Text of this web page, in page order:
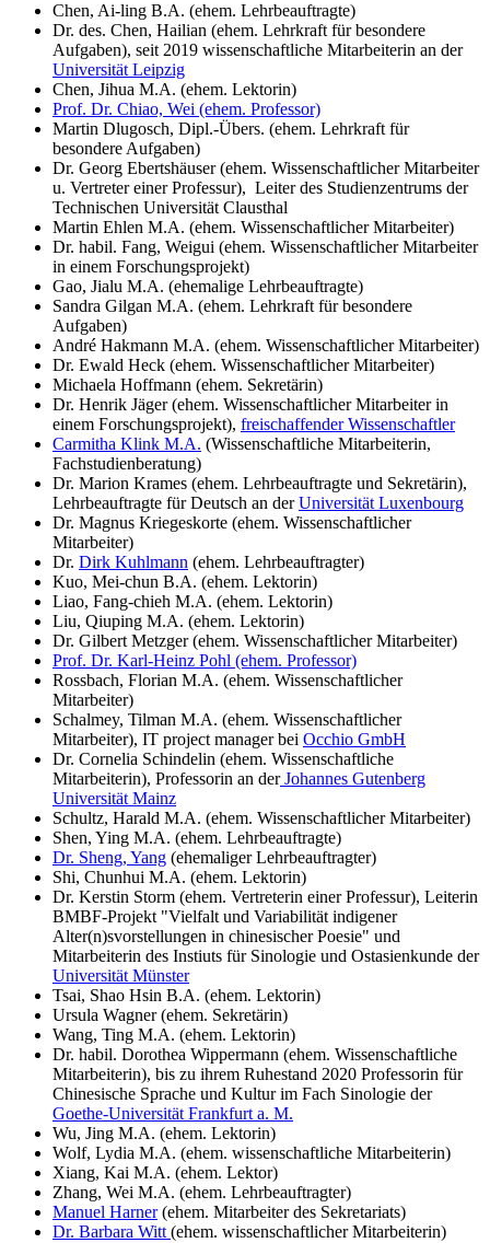
Chen, Ai-ling B.A. (ehem. Lehrbeauftragte)
Dr. des. Chen, Hailian (ehem. Lehrkraft für besondere
Aufgaben), seit 2019 wissenschaftliche Mitarbeiterin an der
Universität Leipzig
Chen, Jihua M.A. (ehem. Lektorin)
Prof. Dr. Chiao, Wei (ehem. Professor)
Martin Dlugosch, Dipl.-Übers. (ehem. Lehrkraft für
besondere Aufgaben)
Dr. Georg Ebertshäuser (ehem. Wissenschaftlicher Mitarbeiter
u. Vertreter einer Professur), Leiter des Studienzentrums der
Technischen Universität Clausthal
Martin Ehlen M.A. (ehem. Wissenschaftlicher Mitarbeiter)
Dr. habil. Fang, Weigui (ehem. Wissenschaftlicher Mitarbeiter
in einem Forschungsprojekt)
Gao, Jialu M.A. (ehemalige Lehrbeauftragte)
Sandra Gilgan M.A. (ehem. Lehrkraft für besondere
Aufgaben)
André Hakmann M.A. (ehem. Wissenschaftlicher Mitarbeiter)
Dr. Ewald Heck (ehem. Wissenschaftlicher Mitarbeiter)
Michaela Hoffmann (ehem. Sekretärin)
Dr. Henrik Jäger (ehem. Wissenschaftlicher Mitarbeiter in
einem Forschungsprojekt), freischaffender Wissenschaftler
Carmitha Klink M.A. (Wissenschaftliche Mitarbeiterin,
Fachstudienberatung)
Dr. Marion Krames (ehem. Lehrbeauftragte und Sekretärin),
Lehrbeauftragte für Deutsch an derUniversität Luxenbourg
Dr. Magnus Kriegeskorte (ehem. Wissenschaftlicher
Mitarbeiter)
Dr. Dirk Kuhlmann (ehem. Lehrbeauftragter)
Kuo, Mei-chun B.A. (ehem. Lektorin)
Liao, Fang-chieh M.A. (ehem. Lektorin)
Liu, Qiuping M.A. (ehem. Lektorin)
Dr. Gilbert Metzger (ehem. Wissenschaftlicher Mitarbeiter)
Prof. Dr. Karl-Heinz Pohl (ehem. Professor)
Rossbach, Florian M.A. (ehem. Wissenschaftlicher
Mitarbeiter)
Schalmey, Tilman M.A. (ehem. Wissenschaftlicher
Mitarbeiter), IT project manager bei Occhio GmbH
Dr. Cornelia Schindelin (ehem. Wissenschaftliche
Mitarbeiterin), Professorin an derJohannes Gutenberg
Universität Mainz
Schultz, Harald M.A. (ehem. Wissenschaftlicher Mitarbeiter)
Shen, Ying M.A. (ehem. Lehrbeauftragte)
Dr. Sheng, Yang (ehemaliger Lehrbeauftragter)
Shi, Chunhui M.A. (ehem. Lektorin)
Dr. Kerstin Storm (ehem. Vertreterin einer Professur), Leiterin
BMBF-Projekt "Vielfalt und Variabilität indigener
Alter(n)svorstellungen in chinesischer Poesie" und
Mitarbeiterin des Instiuts für Sinologie und Ostasienkunde der
Universität Münster
Tsai, Shao Hsin B.A. (ehem. Lektorin)
Ursula Wagner (ehem. Sekretärin)
Wang, Ting M.A. (ehem. Lektorin)
Dr. habil. Dorothea Wippermann (ehem. Wissenschaftliche
Mitarbeiterin), bis zu ihrem Ruhestand 2020 Professorin für
Chinesische Sprache und Kultur im Fach Sinologie der
Goethe-Universität Frankfurt a. M.
Wu, Jing M.A. (ehem. Lektorin)
Wolf, Lydia M.A. (ehem. wissenschaftliche Mitarbeiterin)
Xiang, Kai M.A. (ehem. Lektor)
Zhang, Wei M.A. (ehem. Lehrbeauftragter)
Manuel Harner(ehem. Mitarbeiter des Sekretariats)
Dr. Barbara Witt(ehem. wissenschaftlicher Mitarbeiterin)